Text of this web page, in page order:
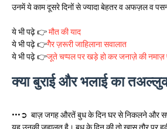
उनमें ये काम दूसरे दिनों से ज्यादा बेहतर व अफज़ल व
ये भी पढ़े 👉मौत की याद
ये भी पढ़े 👉गेैर ज़रूरी जाहिलाना सवालात
ये भी पढ़े 👉जूते चप्पल पर खड़े हो कर जनाज़े की
क्या बुराई और भलाई का
•••➲ बाज़ जगह औरतें बुध के दिन घर से निकलने और